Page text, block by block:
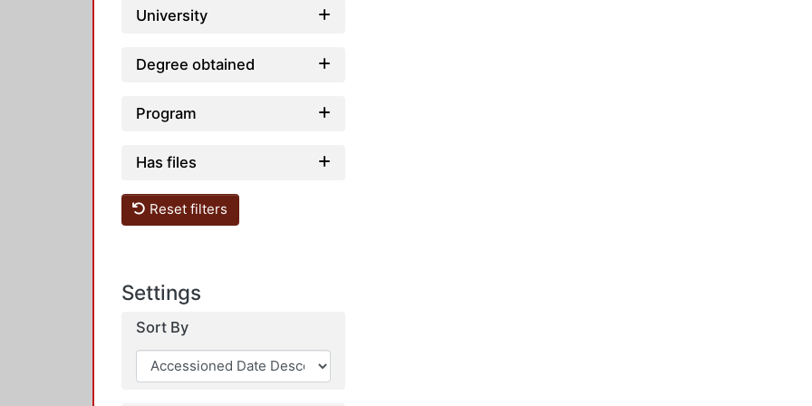
University
Degree obtained
Program
Has files
Reset filters
Settings
Sort By